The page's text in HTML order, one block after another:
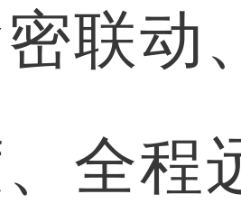
联动
全程